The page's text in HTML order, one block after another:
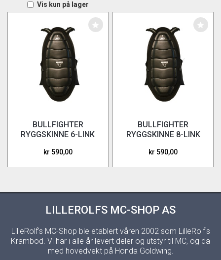
Vis kun på lager
BULLFIGHTER
RYGGSKINNE 6-LINK
kr 590,00
BULLFIGHTER
RYGGSKINNE 8-LINK
kr 590,00
LILLEROLFS MC-SHOP AS
LilleRolf's MC-Shop ble etablert våren 2002 som LilleRolf's
Krambod. Vi har i alle år levert deler og utstyr til MC, og da
med hovedvekt på Honda Goldwing.